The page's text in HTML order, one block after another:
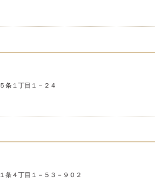
条１丁目１－２４
条４丁目１－５３－９０２